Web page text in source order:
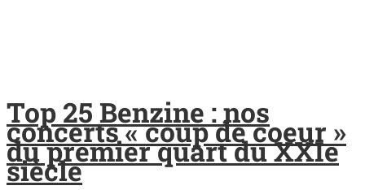
Top 25 Benzine : nos
concerts « coup de coeur »
du premier quart du XXIe
siècle